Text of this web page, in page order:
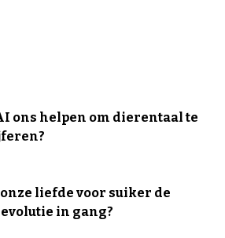
ons helpen om dierentaal te
liefde voor suiker de
in gang?